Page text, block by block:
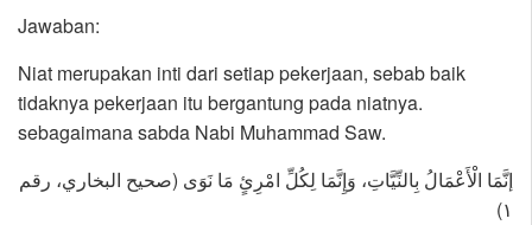
Jawaban:
Niat merupakan inti dari setiap pekerjaan, sebab baik
tidaknya pekerjaan itu bergantung pada niatnya.
sebagaimana sabda Nabi Muhammad Saw.
إنَّمَا الْأَعْمَالُ بِالنِّيَّاتِ، وَإِنَّمَا لِكُلِّ امْرِئٍ مَا نَوَى (صحيح البخاري، رقم
١)